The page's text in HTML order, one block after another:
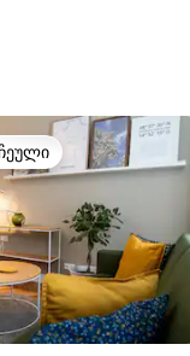
მოწინავე ვარიანტი